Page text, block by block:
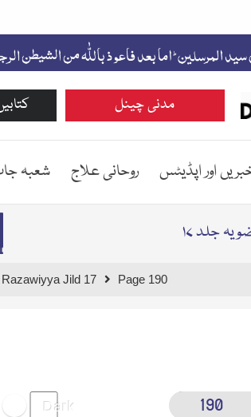
مدنی چینل
اور اپڈیٹس روحانی علاج شعبہ
جلد ۱۷
Jild 17 Page 190